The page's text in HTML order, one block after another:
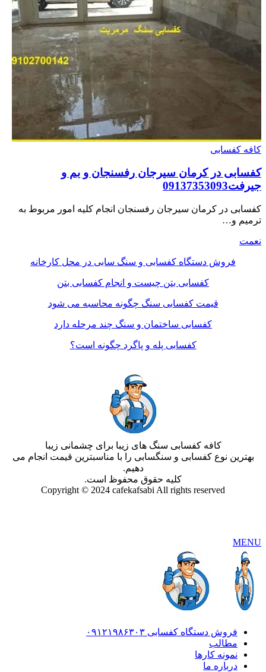
کافه کفسابی
کفسابی در کرمان سیرجان رفسنجان و بم و
جیرفت09137353093
کفسابی در کرمان سیرجان رفسنجان انجام کلیه امور مربوط به
ترمیم و…
نعمت
فروش دستگاه کفسابی و سنگ سابی در محل کارخانه
کفسابی بتن چیست و انجام کفسابی بتن
قیمت کفسابی سنگ چگونه محاسبه می شود
کفسابی ساختمان و سنگ چند مرحله دارد
کفسابی پله و پاگرد چگونه است؟
کافه کفسابی سنگ های زیبا برای چشمانی زیبا
بهترین نوع کفسابی و سنگسابی را با مناسبترین قیمت انجام می
دهیم.
کلیه حقوق محفوظ است.
Copyright © 2024 cafekafsabi All rights reserved
MENU
فروش دستگاه کفسابی ۰۹۱۲۱۹۸۶۳۰۳
مطالب
نمونه کارها
درباره ما